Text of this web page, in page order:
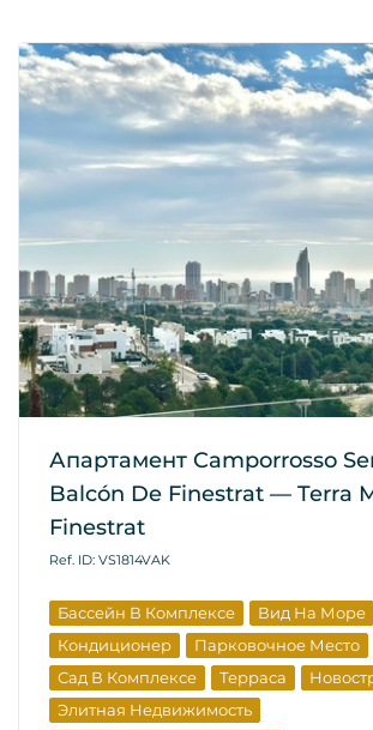
Апартамент Camporrosso
Balcón De Finestrat — Terra
Finestrat
Ref. ID: VS1814VAK
Бассейн В Комплексе Вид На Море
Кондиционер
Парковочное Место
Сад В Комплексе
Терраса
Элитная Недвижимость